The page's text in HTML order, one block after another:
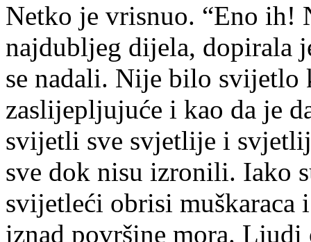
Netko je vrisnuo. “Eno ih!
najdubljeg dijela, dopirala
se nadali. Nije bilo svijetlo
zaslijepljujuće i kao da je
svijetli sve svjetlije i
sve dok nisu izronili. Iako
svijetleći obrisi
iznad površine mora. Ljudi